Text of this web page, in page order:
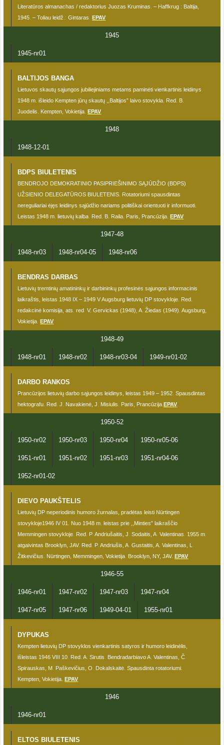
Literatūros almanachas / redaktorius Juozas Kruminas. – Haffkrug : Baltija,
1945. – Toliau leidž.: Gintaras.EPAV
1945
1945-nr01
BALTIJOS BANGA
Lietuvos skautų sąjungos jubiliejiniams metams paminėti vienkartinis leidinys.
1948 m. išleido Kempten jūrų skautų ,,Baltijos” laivo stovykla. Red. B.
Juodelis. Kempten, Vokietija.EPAV
1948
1948-12-01
BDPS BIULETENIS
BENDROJO DEMOKRATINIO PASIPRIEŠINIMO SĄJŪDŽIO (BDPS)
UŽSIENIO DELEGATŪROS BIULETENIS. Rotatoriumi spausdintas
nereguliariai ėjęs leidinys sąjūdžio nariams politiškai orientuoti ir informuoti.
Leistas 1948 m. lietuvių kalba. Red. B. Raila. Paris, Prancūzija.EPAV
1947-48
1948-nr03 1948-nr04-05 1948-nr06
BENDRAS DARBAS
Lietuvių tremtinių amatininkų ir darbininkų profesinės sąjungos informacinis
laikraštis, leistas 1948 IX – 1949 V Augsburg lietuvių DP stovykloje. Red.
redakcinė komisija, ats. red. V. Gervickas (1948), A. Žiedas (1949). Augsburg,
Vokietija.EPAV
1948-49
1948-nr01 1948-nr02 1948-nr03-04 1949-nr01-02
DARBO RANKOS
Prancūzijos lietuvių darbo sąjungos leidinys, leistas 1949 – 1952. Spausdintas
hektografu. Red. J. Navakienė, J. Misiulis. Paris, Prancūzija.EPAV
1950-52
1950-nr02 1950-nr03 1950-nr04 1950-nr05-06
1951-nr01 1951-nr02 1951-nr03 1951-nr04-06
1952-nr01-02
DIEVO PAUKŠTELIS
Lietuvių DP neperiodinis humoro žurnalas, pradėtas leisti Nürtingen
stovykloje1946 IV 01. Nuo 1948 m. leistas prie ,,Minties” laikraščio
Memmingen stovykloje. Red. P. Andriušaitis, J. Sodaitis, A. Valentinas. 1955 m.
atgaivintas Brooklyn, JAV. Red. P. Andriušis, A. Gustaitis, A. Valentinas, L.
Žitkevičius. Nürtingen, Memmingen, Vokietija. Brooklyn, NY, JAV.EPAV
1946-55
1946-nr01 1947-nr02 1947-nr03 1947-nr04
1947-nr05 1947-nr06 1949-04-01 1955-nr01
DYPUKAS
Kempten lietuvių DP stovyklos vienkartinis satyros ir humoro leidinėlis,
išleistas 1946 VIII 10. Red. A. Sirutis. Bendradarbiavo A. Valentinas, Č.
Spirauskas, M. Paškevičius, O. Dokalskaitė. Spausdinta rotatoriumi.
Kempten, Vokietija.EPAV
1946
1946-nr01
ELTOS BIULETENIS